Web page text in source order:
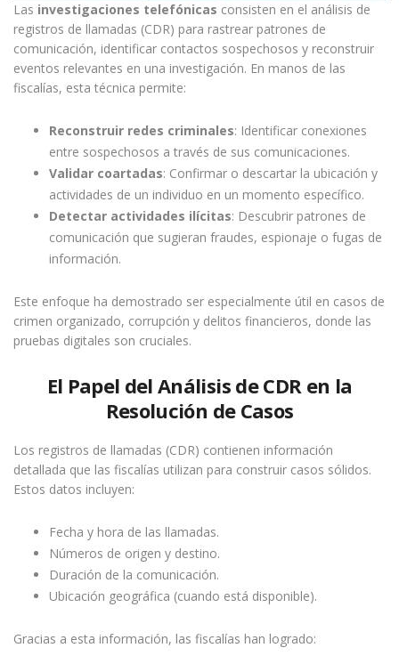
Las investigaciones telefónicas consisten en el análisis de
registros de llamadas (CDR) para rastrear patrones de
comunicación, identificar contactos sospechosos y reconstruir
eventos relevantes en una investigación. En manos de las
fiscalías, esta técnica permite:
Reconstruir redes criminales: Identificar conexiones
entre sospechosos a través de sus comunicaciones.
Validar coartadas: Confirmar o descartar la ubicación y
actividades de un individuo en un momento específico.
Detectar actividades ilícitas: Descubrir patrones de
comunicación que sugieran fraudes, espionaje o fugas de
información.
Este enfoque ha demostrado ser especialmente útil en casos de
crimen organizado, corrupción y delitos financieros, donde las
pruebas digitales son cruciales.
El Papel del Análisis de CDR en la
Resolución de Casos
Los registros de llamadas (CDR) contienen información
detallada que las fiscalías utilizan para construir casos sólidos.
Estos datos incluyen:
Fecha y hora de las llamadas.
Números de origen y destino.
Duración de la comunicación.
Ubicación geográfica (cuando está disponible).
Gracias a esta información, las fiscalías han logrado: